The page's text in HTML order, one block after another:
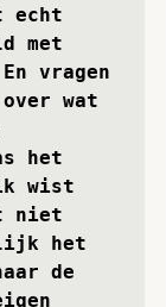
echt
met
vragen
wat
het
wist
niet
het
de